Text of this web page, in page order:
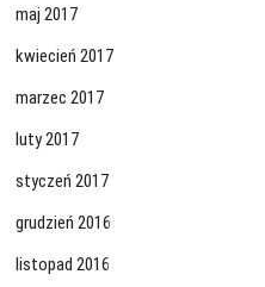
maj 2017
kwiecień 2017
marzec 2017
luty 2017
styczeń 2017
grudzień 2016
listopad 2016